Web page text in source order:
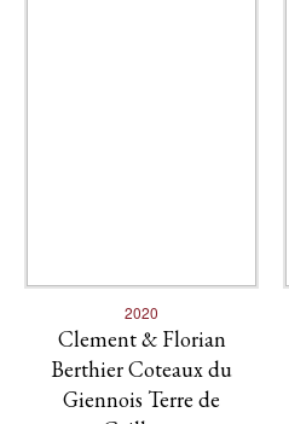
2020
Clement & Florian
Berthier Coteaux du
Giennois Terre de